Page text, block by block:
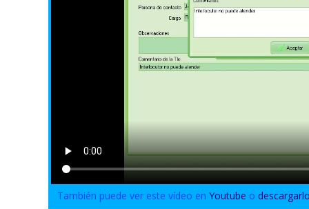
También puede ver este vídeo enYoutube o